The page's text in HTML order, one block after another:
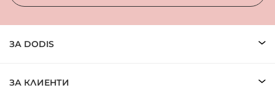
ЗА DODIS
ЗА КЛИЕНТИ